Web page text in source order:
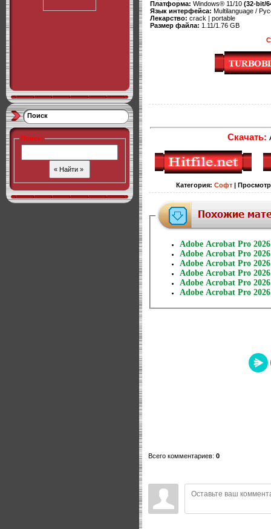
Поиск
Поиск:
Платформа: Windows® 11/10 (32-bit/
Язык интерфейса: Multilanguage /
Лекарство: crack | portable
Размер файла: 1.11/1.76 GB
Скачать:
Категория: Софт|
Adobe Acrobat Pro
Adobe Acrobat Pro
Adobe Acrobat Pro
Adobe Acrobat Pro
Adobe Acrobat Pro
Adobe Acrobat Pro
Всего комментариев: 0